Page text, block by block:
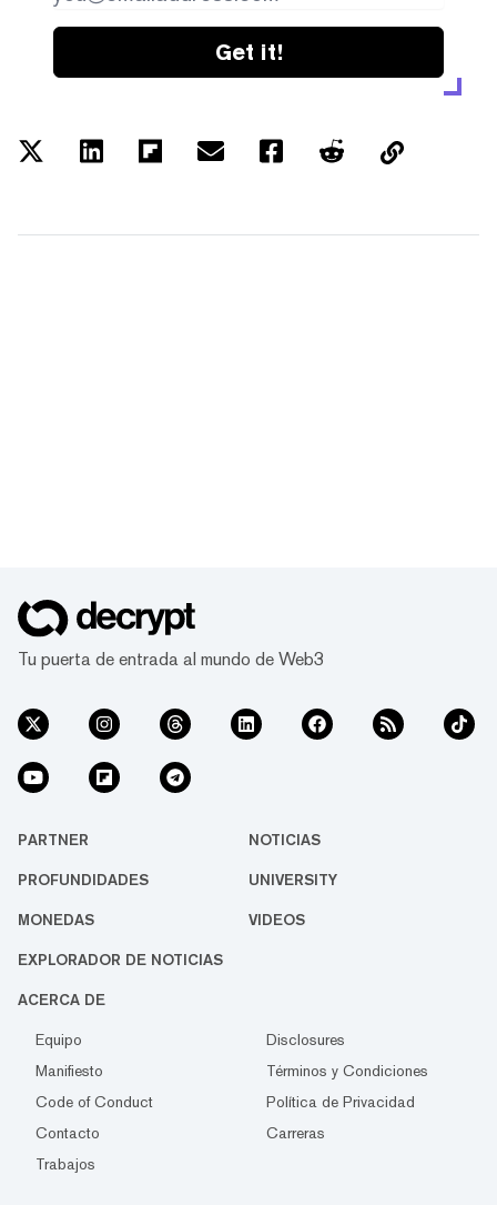
Get it!
Tu puerta de entrada al mundo de Web3
PARTNER NOTICIAS
PROFUNDIDADES UNIVERSITY
MONEDAS VIDEOS
EXPLORADOR DE NOTICIAS
ACERCA DE
Equipo
Disclosures
Manifiesto
Términos y Condiciones
Code of Conduct
Política de Privacidad
Contacto
Carreras
Trabajos